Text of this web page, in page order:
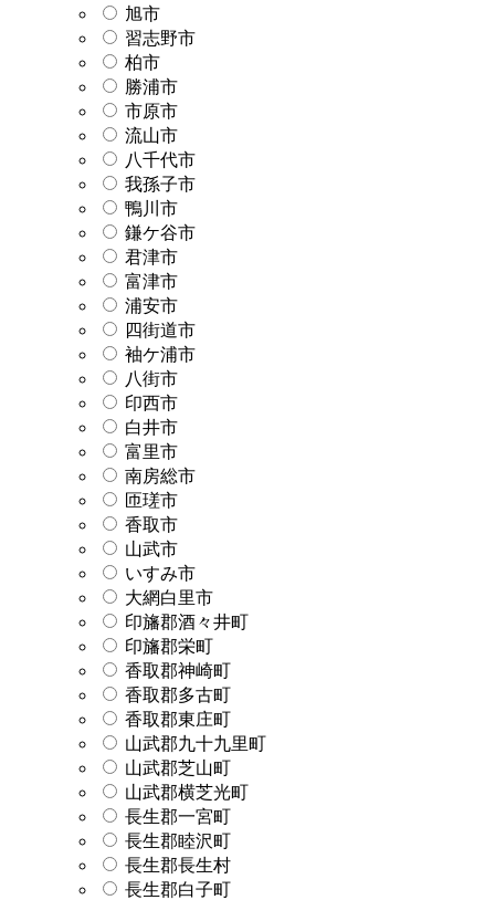
旭市
習志野市
柏市
勝浦市
市原市
流山市
八千代市
我孫子市
鴨川市
鎌ケ谷市
君津市
富津市
浦安市
四街道市
袖ケ浦市
八街市
印西市
白井市
富里市
南房総市
匝瑳市
香取市
山武市
いすみ市
大網白里市
印旛郡酒々井町
印旛郡栄町
香取郡神崎町
香取郡多古町
香取郡東庄町
山武郡九十九里町
山武郡芝山町
山武郡横芝光町
長生郡一宮町
長生郡睦沢町
長生郡長生村
長生郡白子町